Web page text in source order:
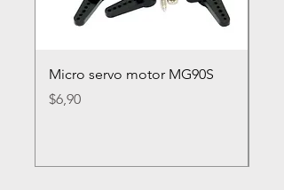
Micro servo motor MG90S
Precio
$6,90